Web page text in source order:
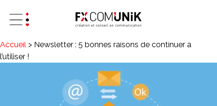
Accueil > Newsletter : 5 bonnes raisons de continuer à
l’utiliser !